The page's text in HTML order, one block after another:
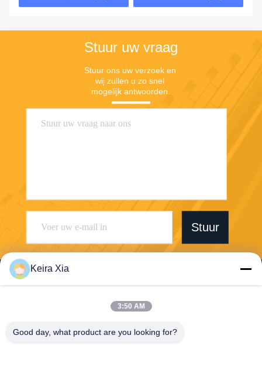
uit voor Tolsysteem
Stuur uw vraag
Stuur ons uw verzoek en
wij zullen u zo snel
mogelijk antwoorden.
Stuur
Technology Co. Ltd
Keira Xia
3:50 AM
Good day, what product are you looking for?